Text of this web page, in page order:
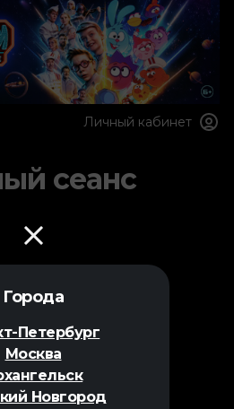
Города
Петербург
Москва
Новгород
Личный кабинет
сеанс